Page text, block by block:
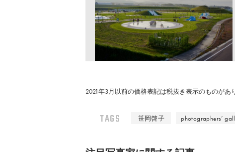
2021年3月以前の価格表記は税抜き表示のものがあ
TAGS 笹岡啓子 photographers’